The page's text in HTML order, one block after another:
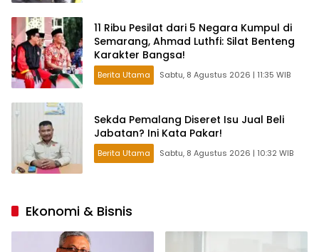
11 Ribu Pesilat dari 5 Negara Kumpul di
Semarang, Ahmad Luthfi: Silat Benteng
Karakter Bangsa!
Berita Utama Sabtu, 8 Agustus 2026 | 11:35 WIB
Sekda Pemalang Diseret Isu Jual Beli
Jabatan? Ini Kata Pakar!
Berita Utama Sabtu, 8 Agustus 2026 | 10:32 WIB
Ekonomi & Bisnis